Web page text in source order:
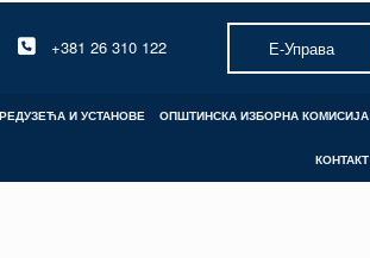
+381 26 310 122 Е-Управа
И УСТАНОВЕ ОПШТИНСКА ИЗБОРНА КОМИСИЈА
КОНТАКТ